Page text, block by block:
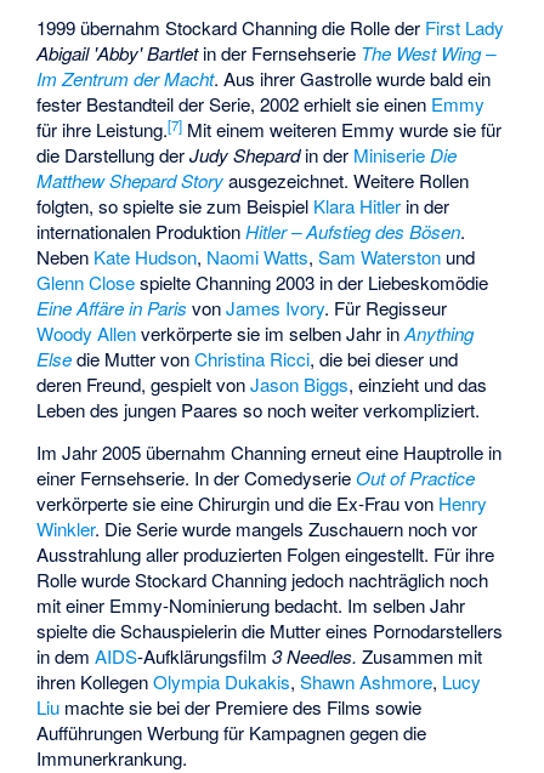
1999 übernahm Stockard Channing die Rolle der First Lady
Abigail 'Abby' Bartletin der Fernsehserie The West Wing –
Im Zentrum der Macht. Aus ihrer Gastrolle wurde bald ein
fester Bestandteil der Serie, 2002 erhielt sie einen Emmy
für ihre Leistung.[7] Mit einem weiteren Emmy wurde sie für
die Darstellung derJudy Shepardin der Miniserie Die
Matthew Shepard Storyausgezeichnet. Weitere Rollen
folgten, so spielte sie zum Beispiel Klara Hitler in der
internationalen ProduktionHitler – Aufstieg des Bösen.
Neben Kate Hudson, Naomi Watts,Sam Waterston und
Glenn Closespielte Channing 2003 in der Liebeskomödie
Eine Affäre in Paris vonJames Ivory. Für Regisseur
Woody Allenverkörperte sie im selben Jahr inAnything
Elsedie Mutter vonChristina Ricci, die bei dieser und
deren Freund, gespielt vonJason Biggs, einzieht und das
Leben des jungen Paares so noch weiter verkompliziert.
Im Jahr 2005 übernahm Channing erneut eine Hauptrolle in
einer Fernsehserie. In der ComedyserieOut of Practice
verkörperte sie eine Chirurgin und die Ex-Frau von Henry
Winkler. Die Serie wurde mangels Zuschauern noch vor
Ausstrahlung aller produzierten Folgen eingestellt. Für ihre
Rolle wurde Stockard Channing jedoch nachträglich noch
mit einer Emmy-Nominierung bedacht. Im selben Jahr
spielte die Schauspielerin die Mutter eines Pornodarstellers
in demAIDS-Aufklärungsfilm3 Needles. Zusammen mit
ihren KollegenOlympia Dukakis,Shawn Ashmore, Lucy
Liu machte sie bei der Premiere des Films sowie
Aufführungen Werbung für Kampagnen gegen die
Immunerkrankung.